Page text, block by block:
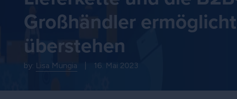
Großhändler
überstehen
by: Lisa Mungia 16. Mai 2023